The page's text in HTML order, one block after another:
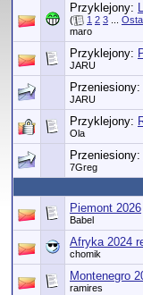
Przyklejony:
( 1 2 3
maro
Przyklejony:
JARU
Przeniesiony:
JARU
Przyklejony:
Ola
Przeniesiony:
7Greg
Piemont 2026
Babel
Afryka 2024
chomik
Montenegro
ramires